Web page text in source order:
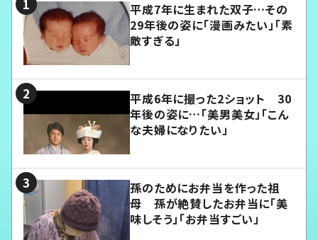
平成7年に生まれた双子…その
29年後の姿に「漫画みたい」「素
敵すぎる」
平成6年に撮った2ショット 30
年後の姿に…「美男美女」「こん
な夫婦になりたい」
孫のためにお弁当を作った祖
母 孫が絶賛したお弁当に「美
味しそう」「お弁当すごい」